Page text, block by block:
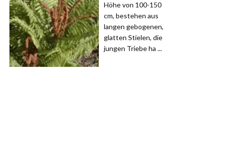
Höhe von 100-150
cm, bestehen aus
langen gebogenen,
glatten Stielen, die
jungen Triebe ha ...